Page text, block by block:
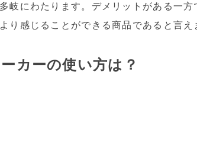
岐にわたります。デメリットがある一方
り感じることができる商品であると言え
カーの使い方は？